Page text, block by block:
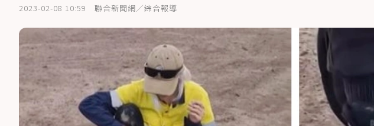
2023-02-08 10:59 聯合新聞網／綜合報導